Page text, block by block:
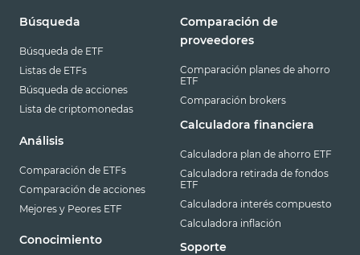
Búsqueda
Búsqueda de ETF
Listas de ETFs
Búsqueda de acciones
Lista de criptomonedas
Análisis
Comparación de ETFs
Comparación de acciones
Mejores y Peores ETF
Conocimiento
Comparación de
proveedores
Comparación planes de ahorro
ETF
Comparación brokers
Calculadora financiera
Calculadora plan de ahorro ETF
Calculadora retirada de fondos
ETF
Calculadora interés compuesto
Calculadora inflación
Soporte